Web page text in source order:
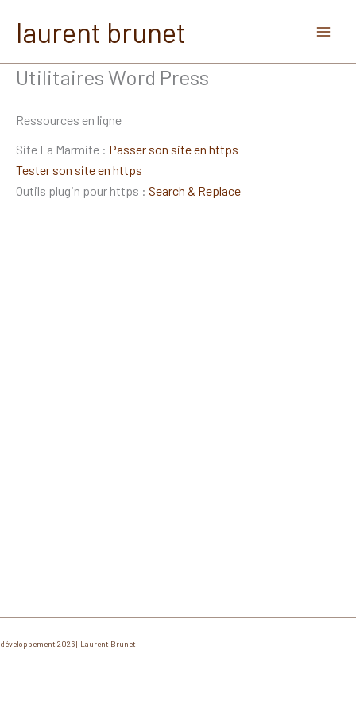
laurent brunet
Utilitaires Word Press
Ressources en ligne
Site La Marmite : Passer son site en https
Tester son site en https
Outils plugin pour https : Search & Replace
développement 2026 | Laurent Brunet